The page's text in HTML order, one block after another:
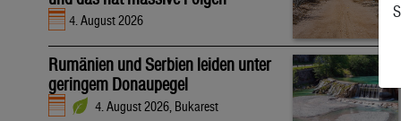
4. August 2026
Rumänien und Serbien leiden unter
geringem Donaupegel
4. August 2026, Bukarest